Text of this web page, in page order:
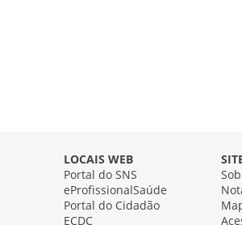
LOCAIS WEB
Portal do SNS
eProfissionalSaúde
Portal do Cidadão
ECDC